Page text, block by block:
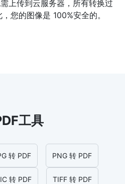
上传到云服务器，所有转换过
您的图像是 100%安全的。
工具
转 PDF PNG 转 PDF
转 PDF TIFF 转 PDF